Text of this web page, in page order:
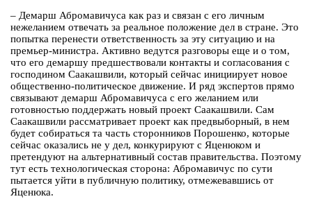
– Демарш Абромавичуса как раз и связан с его личным
нежеланием отвечать за реальное положение дел в стране. Это
попытка перенести ответственность за эту ситуацию и на
премьер-министра. Активно ведутся разговоры еще и о том,
что его демаршу предшествовали контакты и согласования с
господином Саакашвили, который сейчас инициирует новое
общественно-политическое движение. И ряд экспертов прямо
связывают демарш Абромавичуса с его желанием или
готовностью поддержать новый проект Саакашвили. Сам
Саакашвили рассматривает проект как предвыборный, в нем
будет собираться та часть сторонников Порошенко, которые
сейчас оказались не у дел, конкурируют с Яценюком и
претендуют на альтернативный состав правительства. Поэтому
тут есть технологическая сторона: Абромавичус по сути
пытается уйти в публичную политику, отмежевавшись от
Яценюка.